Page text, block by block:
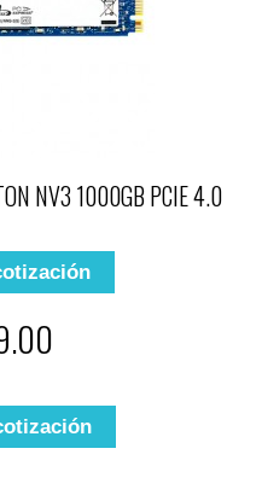
NV3 1000GB PCIE 4.0